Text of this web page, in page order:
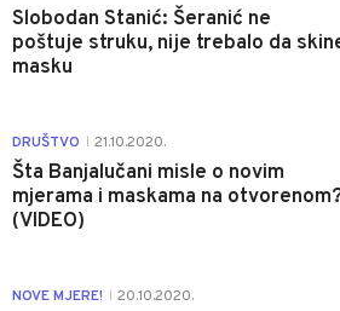
Slobodan Stanić: Šeranić ne
poštuje struku, nije trebalo da
masku
DRUŠTVO 21.10.2020.
Šta Banjalučani misle o novim
mjerama i maskama na
(VIDEO)
NOVE MJERE! 20.10.2020.